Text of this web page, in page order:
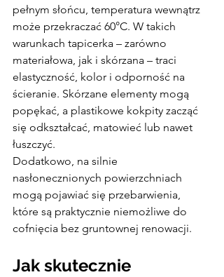
pełnym słońcu, temperatura wewnątrz
może przekraczać 60°C. W takich
warunkach tapicerka – zarówno
materiałowa, jak i skórzana – traci
elastyczność, kolor i odporność na
ścieranie. Skórzane elementy mogą
popękać, a plastikowe kokpity zacząć
się odkształcać, matowieć lub nawet
łuszczyć.
Dodatkowo, na silnie
nasłonecznionych powierzchniach
mogą pojawiać się przebarwienia,
które są praktycznie niemożliwe do
cofnięcia bez gruntownej renowacji.
Jak skutecznie